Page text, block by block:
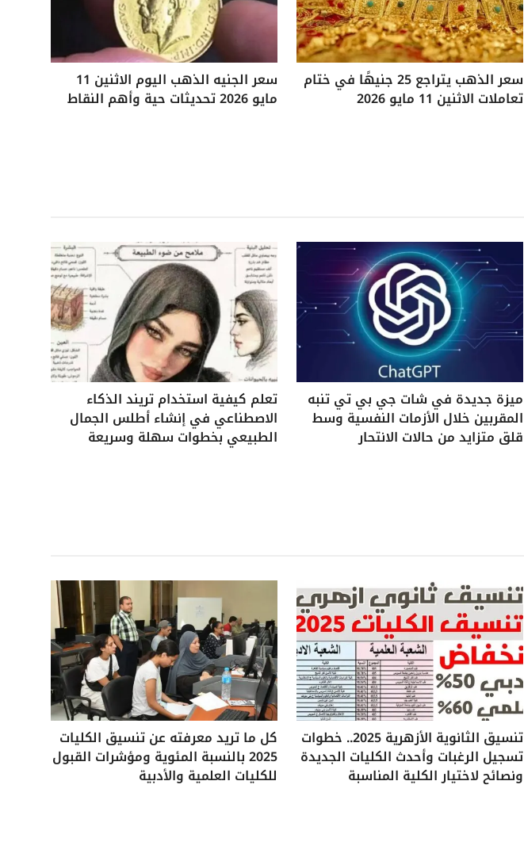
سعر الذهب يتراجع 25 جنيهًا في ختام
تعاملات الاثنين 11 مايو 2026
سعر الجنيه الذهب اليوم الاثنين 11
مايو 2026 تحديثات حية وأهم النقاط
ميزة جديدة في شات جي بي تي تنبه
المقربين خلال الأزمات النفسية وسط
قلق متزايد من حالات الانتحار
تعلم كيفية استخدام تريند الذكاء
الاصطناعي في إنشاء أطلس الجمال
الطبيعي بخطوات سهلة وسريعة
تنسيق الثانوية الأزهرية 2025.. خطوات
تسجيل الرغبات وأحدث الكليات الجديدة
ونصائح لاختيار الكلية المناسبة
كل ما تريد معرفته عن تنسيق الكليات
2025 بالنسبة المئوية ومؤشرات القبول
للكليات العلمية والأدبية